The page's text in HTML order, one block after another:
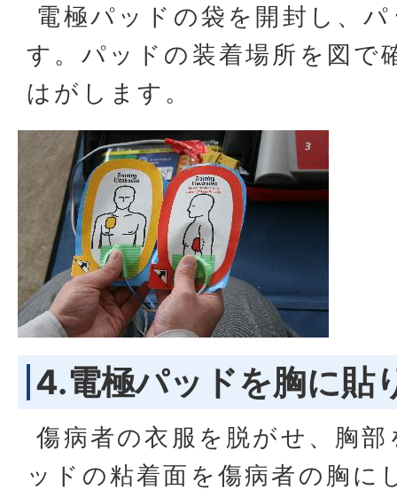
電極パッドの袋を開封し、
す。パッドの装着場所を図で
はがします。
4.電極パッドを胸に貼
傷病者の衣服を脱がせ、胸
ッドの粘着面を傷病者の胸に